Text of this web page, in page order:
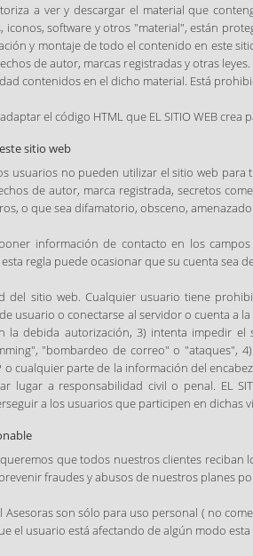
a ver y descargar el material que
iconos, software y otros "material", están
y montaje de todo el contenido en este
de autor, marcas registradas y otras
contenidos en el dicho material. Está
el código HTML que EL SITIO WEB
sitio web
usuarios no pueden utilizar el sitio web
de autor, marca registrada, secretos
o que sea difamatorio, obsceno,
información de contacto en los
regla puede ocasionar que su cuenta sea
del sitio web. Cualquier usuario tiene
usuario o conectarse al servidor o cuenta a
la debida autorización, 3) intenta impedir
"bombardeo de correo" o "ataques",
o cualquier parte de la información del
lugar a responsabilidad civil o penal. EL
a los usuarios que participen en dichas
que todos nuestros clientes reciban
fraudes y abusos de nuestros planes
Asesoras son sólo para uso personal ( no
el usuario está afectando de algún modo